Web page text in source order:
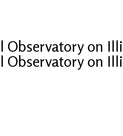
Observatory on
Observatory on